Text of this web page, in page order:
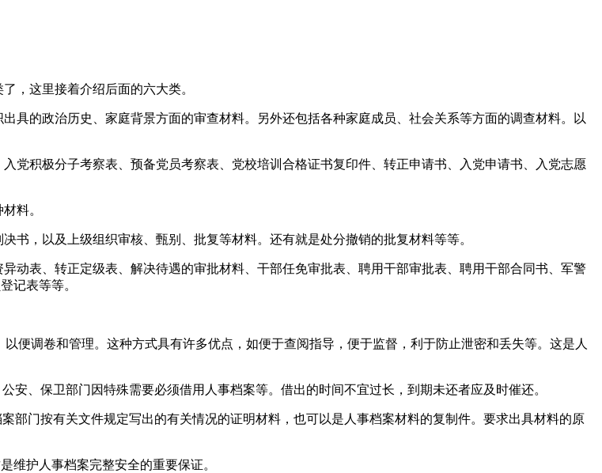
，这里接着介绍后面的六大类。
的政治历史、家庭背景方面的审查材料。另外还包括各种家庭成员、社会关系等方面的调查材料。以
积极分子考察表、预备党员考察表、党校培训合格证书复印件、转正申请书、入党申请书、入党志愿
料。
，以及上级组织审核、甄别、批复等材料。还有就是处分撤销的批复材料等等。
表、转正定级表、解决待遇的审批材料、干部任免审批表、聘用干部审批表、聘用干部合同书、军警
记表等等。
便调卷和管理。这种方式具有许多优点，如便于查阅指导，便于监督，利于防止泄密和丢失等。这是人
、保卫部门因特殊需要必须借用人事档案等。借出的时间不宜过长，到期未还者应及时催还。
部门按有关文件规定写出的有关情况的证明材料，也可以是人事档案材料的复制件。要求出具材料的原
维护人事档案完整安全的重要保证。